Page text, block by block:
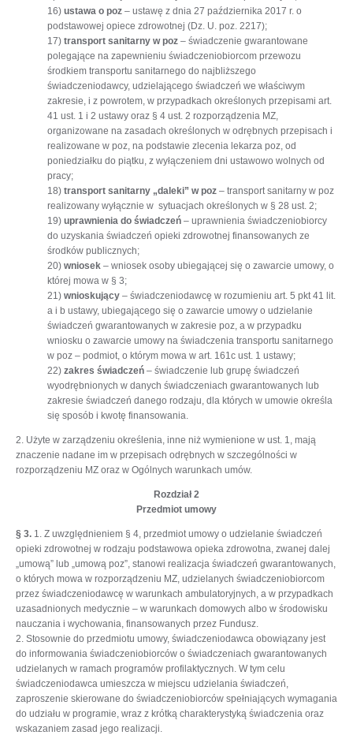
16) ustawa o poz – ustawę z dnia 27 października 2017 r. o
podstawowej opiece zdrowotnej (Dz. U. poz. 2217);
17) transport sanitarny w poz – świadczenie gwarantowane
polegające na zapewnieniu świadczeniobiorcom przewozu
środkiem transportu sanitarnego do najbliższego
świadczeniodawcy, udzielającego świadczeń we właściwym
zakresie, i z powrotem, w przypadkach określonych przepisami art.
41 ust. 1 i 2 ustawy oraz § 4 ust. 2 rozporządzenia MZ,
organizowane na zasadach określonych w odrębnych przepisach i
realizowane w poz, na podstawie zlecenia lekarza poz, od
poniedziałku do piątku, z wyłączeniem dni ustawowo wolnych od
pracy;
18) transport sanitarny „daleki” w poz – transport sanitarny w poz
realizowany wyłącznie w sytuacjach określonych w § 28 ust. 2;
19) uprawnienia do świadczeń – uprawnienia świadczeniobiorcy
do uzyskania świadczeń opieki zdrowotnej finansowanych ze
środków publicznych;
20) wniosek – wniosek osoby ubiegającej się o zawarcie umowy, o
której mowa w § 3;
21) wnioskujący – świadczeniodawcę w rozumieniu art. 5 pkt 41 lit.
a i b ustawy, ubiegającego się o zawarcie umowy o udzielanie
świadczeń gwarantowanych w zakresie poz, a w przypadku
wniosku o zawarcie umowy na świadczenia transportu sanitarnego
w poz – podmiot, o którym mowa w art. 161c ust. 1 ustawy;
22) zakres świadczeń – świadczenie lub grupę świadczeń
wyodrębnionych w danych świadczeniach gwarantowanych lub
zakresie świadczeń danego rodzaju, dla których w umowie określa
się sposób i kwotę finansowania.
2. Użyte w zarządzeniu określenia, inne niż wymienione w ust. 1, mają
znaczenie nadane im w przepisach odrębnych w szczególności w
rozporządzeniu MZ oraz w Ogólnych warunkach umów.
Rozdział 2
Przedmiot umowy
§ 3. 1. Z uwzględnieniem § 4, przedmiot umowy o udzielanie świadczeń
opieki zdrowotnej w rodzaju podstawowa opieka zdrowotna, zwanej dalej
„umową” lub „umową poz”, stanowi realizacja świadczeń gwarantowanych,
o których mowa w rozporządzeniu MZ, udzielanych świadczeniobiorcom
przez świadczeniodawcę w warunkach ambulatoryjnych, a w przypadkach
uzasadnionych medycznie – w warunkach domowych albo w środowisku
nauczania i wychowania, finansowanych przez Fundusz.
2. Stosownie do przedmiotu umowy, świadczeniodawca obowiązany jest
do informowania świadczeniobiorców o świadczeniach gwarantowanych
udzielanych w ramach programów profilaktycznych. W tym celu
świadczeniodawca umieszcza w miejscu udzielania świadczeń,
zaproszenie skierowane do świadczeniobiorców spełniających wymagania
do udziału w programie, wraz z krótką charakterystyką świadczenia oraz
wskazaniem zasad jego realizacji.